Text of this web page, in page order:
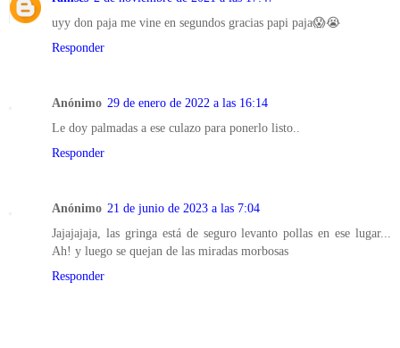
uyy don paja me vine en segundos gracias papi paja😱😭
Responder
Anónimo 29 de enero de 2022 a las 16:14
Le doy palmadas a ese culazo para ponerlo listo..
Responder
Anónimo 21 de junio de 2023 a las 7:04
Jajajajaja, las gringa está de seguro levanto pollas en ese lugar...
Ah! y luego se quejan de las miradas morbosas
Responder